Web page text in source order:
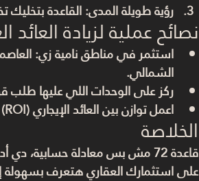
رؤية طويلة المدى: القاعدة
نصائح عملية لزيادة العائد
استثمر في مناطق نامية زي:
الشمالي.
ركز على الوحدات اللي عليها طلب
اعمل توازن بين العائد الإيجاري (ROI)
الخلاصة
قاعدة 72
مش بس معادلة حسابية، دي
على استثمارك العقاري هتعرف بسهولة